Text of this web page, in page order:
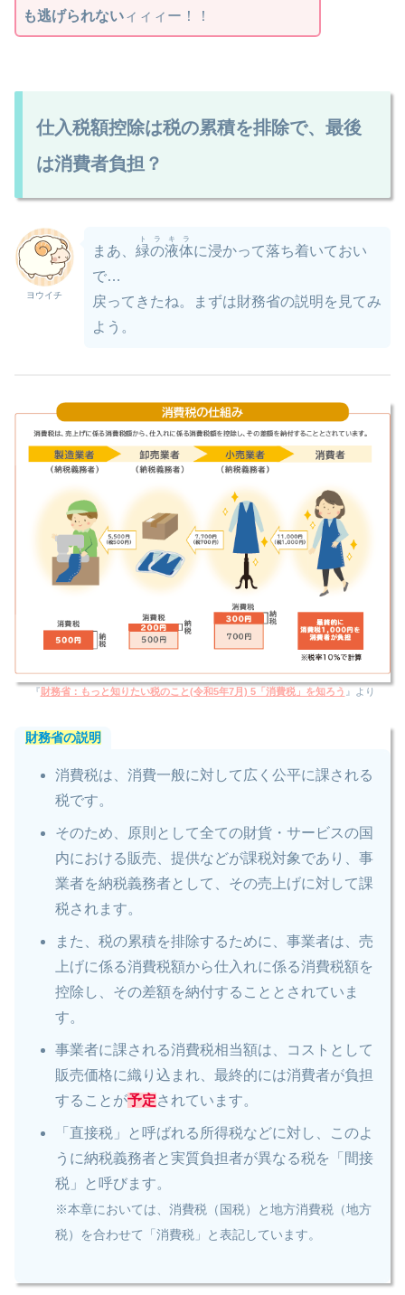
も逃げられないィィィー！！
仕入税額控除は税の累積を排除で、最後
は消費者負担？
ヨウイチ
まあ、 緑の液体
トラキラ
に浸かって落ち着いておい
で…
戻ってきたね。まずは財務省の説明を見てみ
よう。
『 財務省：もっと知りたい税のこと(令和5年7月) 5「消費税」を知ろう 』より
財務省の説明
消費税は、消費一般に対して広く公平に課される
税です。
そのため、原則として全ての財貨・サービスの国
内における販売、提供などが課税対象であり、事
業者を納税義務者として、その売上げに対して課
税されます。
また、税の累積を排除するために、事業者は、売
上げに係る消費税額から仕入れに係る消費税額を
控除し、その差額を納付することとされていま
す。
事業者に課される消費税相当額は、コストとして
販売価格に織り込まれ、最終的には消費者が負担
することが予定されています。
「直接税」と呼ばれる所得税などに対し、このよ
うに納税義務者と実質負担者が異なる税を「間接
税」と呼びます。
※本章においては、消費税（国税）と地方消費税（地方
税）を合わせて「消費税」と表記しています。